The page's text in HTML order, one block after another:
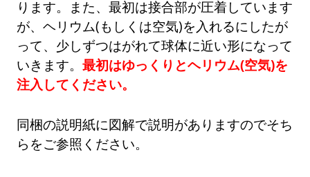
ります。また、最初は接合部が圧着しています
が、ヘリウム(もしくは空気)を入れるにしたが
って、少しずつはがれて球体に近い形になって
いきます。最初はゆっくりとヘリウム(空気)を
注入してください。
同梱の説明紙に図解で説明がありますのでそち
らをご参照ください。